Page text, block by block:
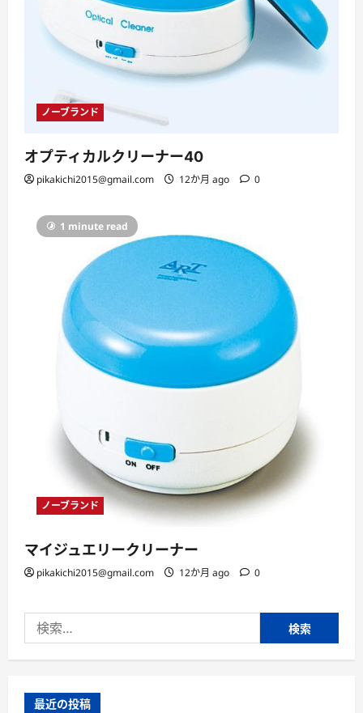
ノーブランド
オプティカルクリーナー40
pikakichi2015@gmail.com 12か月 ago 0
1 minute read
ノーブランド
マイジュエリークリーナー
pikakichi2015@gmail.com 12か月 ago 0
索:
最近の投稿